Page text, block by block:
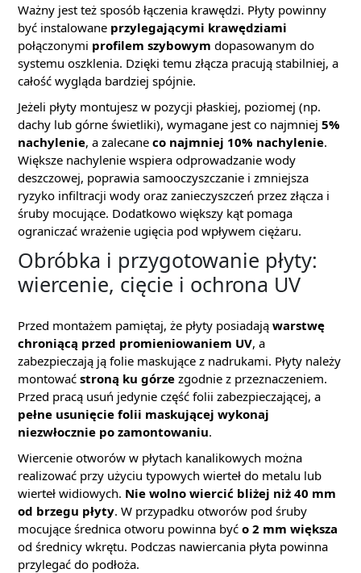
Ważny jest też sposób łączenia krawędzi. Płyty powinny
być instalowane przylegającymi krawędziami
połączonymi profilem szybowym dopasowanym do
systemu oszklenia. Dzięki temu złącza pracują stabilniej, a
całość wygląda bardziej spójnie.
Jeżeli płyty montujesz w pozycji płaskiej, poziomej (np.
dachy lub górne świetliki), wymagane jest co najmniej 5%
nachylenie, a zalecane co najmniej 10% nachylenie.
Większe nachylenie wspiera odprowadzanie wody
deszczowej, poprawia samooczyszczanie i zmniejsza
ryzyko infiltracji wody oraz zanieczyszczeń przez złącza i
śruby mocujące. Dodatkowo większy kąt pomaga
ograniczać wrażenie ugięcia pod wpływem ciężaru.
Obróbka i przygotowanie płyty:
wiercenie, cięcie i ochrona UV
Przed montażem pamiętaj, że płyty posiadają warstwę
chroniącą przed promieniowaniem UV, a
zabezpieczają ją folie maskujące z nadrukami. Płyty należy
montować stroną ku górze zgodnie z przeznaczeniem.
Przed pracą usuń jedynie część folii zabezpieczającej, a
pełne usunięcie folii maskującej wykonaj
niezwłocznie po zamontowaniu.
Wiercenie otworów w płytach kanalikowych można
realizować przy użyciu typowych wierteł do metalu lub
wierteł widiowych. Nie wolno wiercić bliżej niż 40 mm
od brzegu płyty. W przypadku otworów pod śruby
mocujące średnica otworu powinna być o 2 mm większa
od średnicy wkrętu. Podczas nawiercania płyta powinna
przylegać do podłoża.